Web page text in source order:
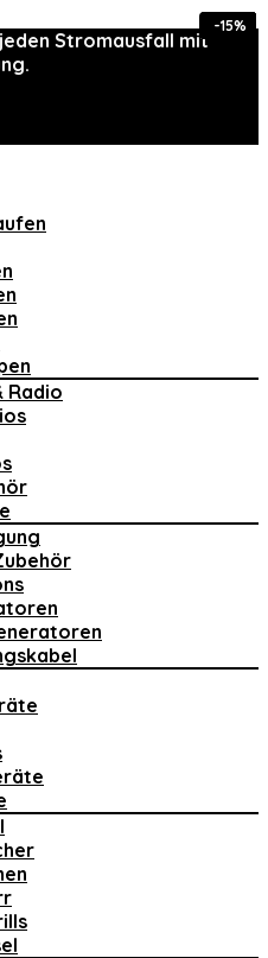
Stromausfall mit
Radio
-27%
-27%
-12%
-27%
-30%
-15%
-67%
-15%